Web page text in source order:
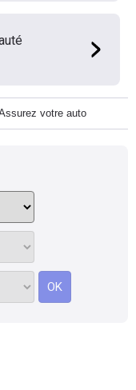
votre auto
OK